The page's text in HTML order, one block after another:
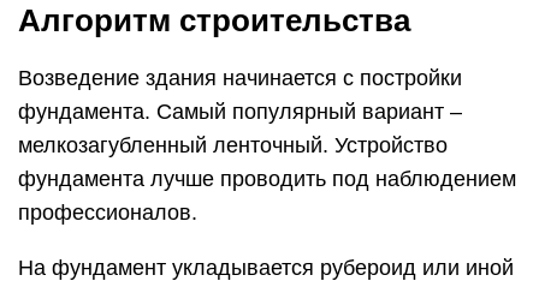
Алгоритм строительства
Возведение здания начинается с постройки
фундамента. Самый популярный вариант –
мелкозагубленный ленточный. Устройство
фундамента лучше проводить под наблюдением
профессионалов.
На фундамент укладывается рубероид или иной